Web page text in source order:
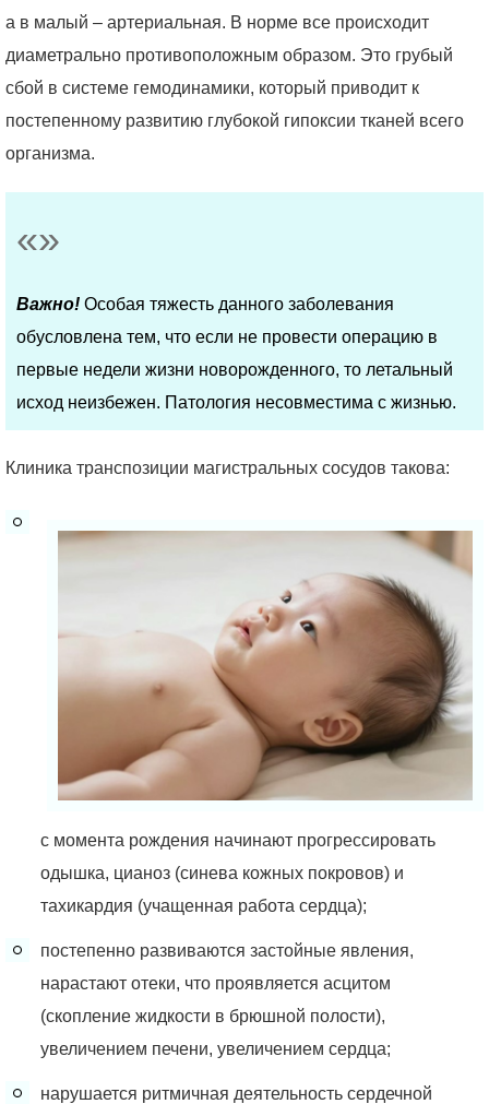
а в малый – артериальная. В норме все происходит
диаметрально противоположным образом. Это грубый
сбой в системе гемодинамики, который приводит к
постепенному развитию глубокой гипоксии тканей всего
организма.
Важно! Особая тяжесть данного заболевания
обусловлена тем, что если не провести операцию в
первые недели жизни новорожденного, то летальный
исход неизбежен. Патология несовместима с жизнью.
Клиника транспозиции магистральных сосудов такова:
с момента рождения начинают прогрессировать
одышка, цианоз (синева кожных покровов) и
тахикардия (учащенная работа сердца);
постепенно развиваются застойные явления,
нарастают отеки, что проявляется асцитом
(скопление жидкости в брюшной полости),
увеличением печени, увеличением сердца;
нарушается ритмичная деятельность сердечной